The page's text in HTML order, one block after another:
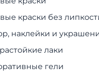
краски без
наклейки и
лаки
гели